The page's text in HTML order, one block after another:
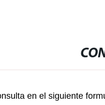
en el siguiente